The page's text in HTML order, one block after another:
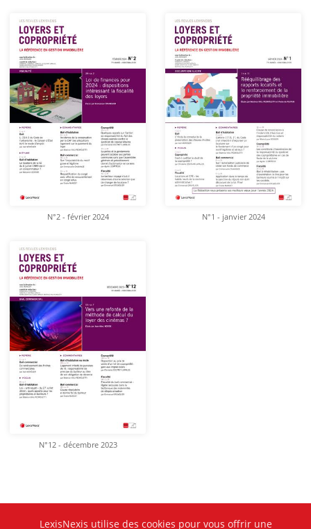
N°2 - février 2024 N°1 - janvier 2024
N°12 - décembre 2023
LexisNexis utilise des cookies pour vous offrir une